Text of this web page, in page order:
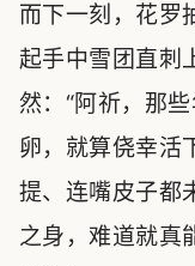
而下一刻，花罗
起手中雪团直刺
然：“阿祈，那
卵，就算侥幸活
提、连嘴皮子都
之身，难道就真